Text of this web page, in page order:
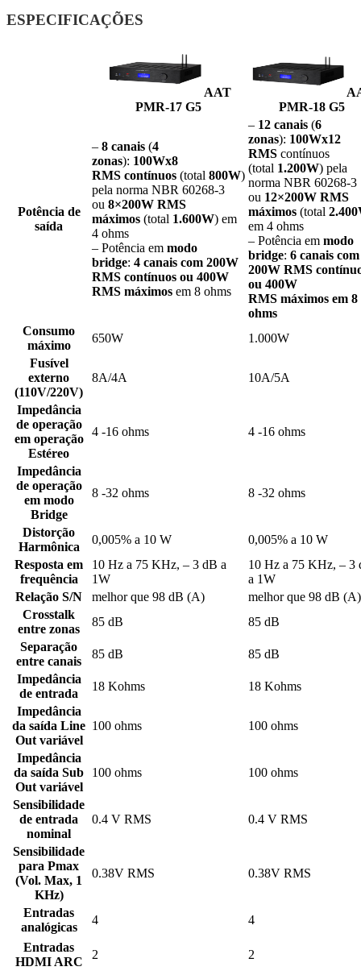
ESPECIFICAÇÕES
AAT
PMR-17 G5
PMR-18 G5
Potência de
saída
– 8 canais (4
zonas): 100Wx8
RMS contínuos (total 800W)
pela norma NBR 60268-3
ou 8×200W RMS
máximos (total 1.600W) em
4 ohms
– Potência em modo
bridge: 4 canais com 200W
RMS contínuos ou 400W
RMS máximos em 8 ohms
– 12 canais (6
zonas): 100Wx12
RMS contínuos
(total 1.200W) pela
norma NBR 60268-3
ou 12×200W RMS
máximos (total
em 4 ohms
– Potência em modo
bridge: 6 canais com
200W RMS
ou 400W
RMS máximos em 8
ohms
Consumo
máximo
650W
1.000W
Fusível
externo
(110V/220V)
8A/4A 10A/5A
Impedância
de operação
em operação
Estéreo
4 -16 ohms 4 -16 ohms
Impedância
de operação
em modo
Bridge
8 -32 ohms 8 -32 ohms
Distorção
Harmônica
0,005% a 10 W
0,005% a 10 W
Resposta em
frequência
10 Hz a 75 KHz, – 3 dB a
1W
10 Hz a 75 KHz, – 3
a 1W
Relação S/N
melhor que 98 dB (A)
melhor que 98 dB (A)
Crosstalk
entre zonas
85 dB
85 dB
Separação
entre canais
85 dB
85 dB
Impedância
de entrada
18 Kohms
18 Kohms
Impedância
da saída Line
Out variável
100 ohms 100 ohms
Impedância
da saída Sub
Out variável
100 ohms 100 ohms
Sensibilidade
de entrada
nominal
0.4 V RMS 0.4 V RMS
Sensibilidade
para Pmax
(Vol. Max, 1
KHz)
0.38V RMS 0.38V RMS
Entradas
analógicas
4
4
Entradas
HDMI ARC
2 2